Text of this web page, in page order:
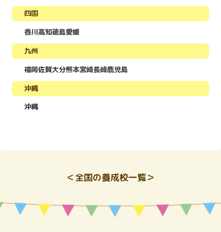
四国
香川高知徳島愛媛
九州
福岡佐賀大分熊本宮崎長崎鹿児島
沖縄
沖縄
＜全国の養成校一覧＞